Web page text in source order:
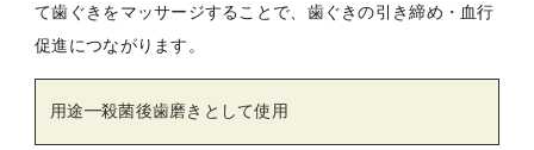
て歯ぐきをマッサージすることで、歯ぐきの引き締め・血行
促進につながります。
用途━殺菌後歯磨きとして使用